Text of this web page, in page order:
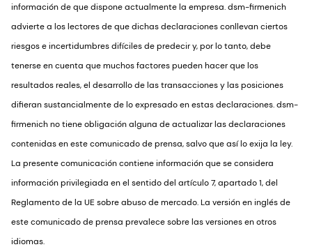
información de que dispone actualmente la empresa. dsm-firmenich
advierte a los lectores de que dichas declaraciones conllevan ciertos
riesgos e incertidumbres difíciles de predecir y, por lo tanto, debe
tenerse en cuenta que muchos factores pueden hacer que los
resultados reales, el desarrollo de las transacciones y las posiciones
difieran sustancialmente de lo expresado en estas declaraciones. dsm-
firmenich no tiene obligación alguna de actualizar las declaraciones
contenidas en este comunicado de prensa, salvo que así lo exija la ley.
La presente comunicación contiene información que se considera
información privilegiada en el sentido del artículo 7, apartado 1, del
Reglamento de la UE sobre abuso de mercado. La versión en inglés de
este comunicado de prensa prevalece sobre las versiones en otros
idiomas.